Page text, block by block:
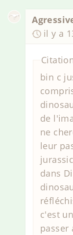
il y a
bin c
de
ne
leur
dans
c'est
passer